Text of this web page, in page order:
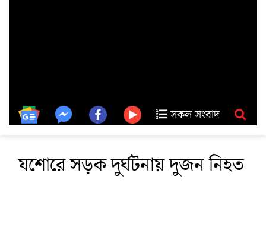
সকল সংবাদ
যশোরে সড়ক দুর্ঘটনায় দুজন নিহত